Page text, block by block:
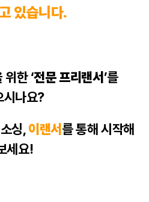
있습니다.
위한 ‘전문프리랜서 ’를
시나요?
싱,이랜서 를 통해 시작해
세요!